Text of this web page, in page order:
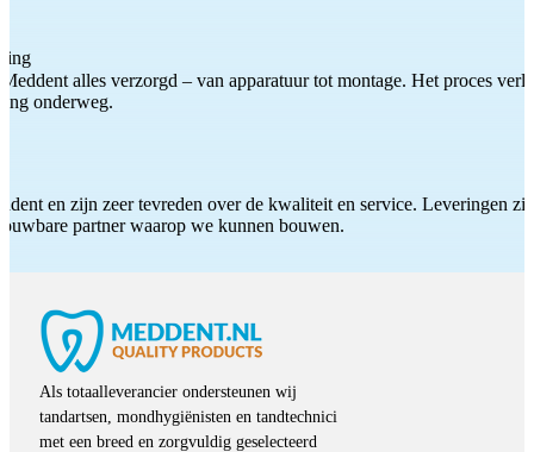
alles verzorgd – van apparatuur tot montage. Het proces
onderweg.
en zijn zeer tevreden over de kwaliteit en service. Leveringen
partner waarop we kunnen bouwen.
Als totaalleverancier ondersteunen wij
tandartsen, mondhygiënisten en tandtechnici
met een breed en zorgvuldig geselecteerd